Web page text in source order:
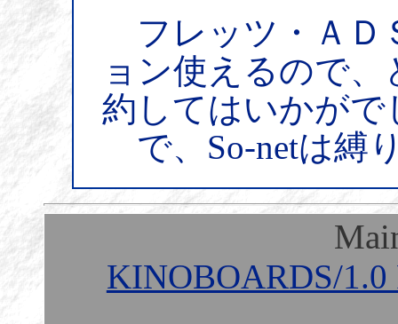
フレッツ・ＡＤ
ョン使えるので
約してはいかがで
で、So-netは縛
KINOBOARDS/1.0